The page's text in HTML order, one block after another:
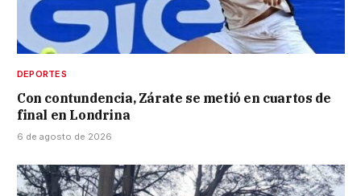
DEPORTES
Con contundencia, Zárate se metió en cuartos de
final en Londrina
6 de agosto de 2026